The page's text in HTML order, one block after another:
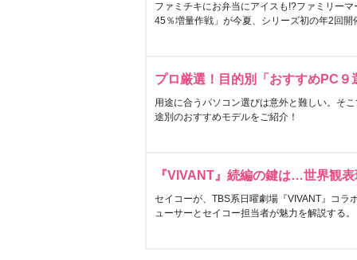
ファミチキにお弁当にアイスも!?ファミリー
45％増量作戦」が今夏、シリーズ初の年2回開
プロ厳選！目的別「おすすめPC９
用途に合うパソコン選びは意外と難しい。そ
途別のおすすめモデルをご紹介！
『VIVANT』続編の鍵は…世界観
セイコーが、TBS系日曜劇場『VIVANT』コラ
ューサーとセイコー担当者が魅力を解説する。